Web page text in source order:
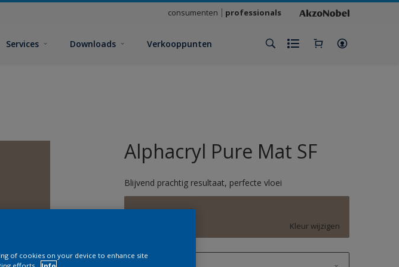
consumenten professionals
Services Downloads Verkooppunten
Alphacryl Pure Mat SF
Blijvend prachtig resultaat, perfecte vloei
Brave Ground
Kleur wijzigen
of cookies on your device to enhance site